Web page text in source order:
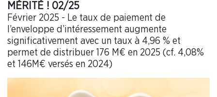
MÉRITÉ ! 02/25
Février 2025 - Le taux de paiement de
l’enveloppe d’intéressement augmente
significativement avec un taux à 4,96 % et
permet de distribuer 176 M€ en 2025 (cf. 4,08%
et 146M€ versés en 2024)